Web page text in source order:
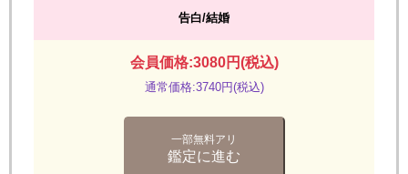
告白/結婚
会員価格:3080円(税込)
通常価格:3740円(税込)
一部無料アリ
鑑定に進む